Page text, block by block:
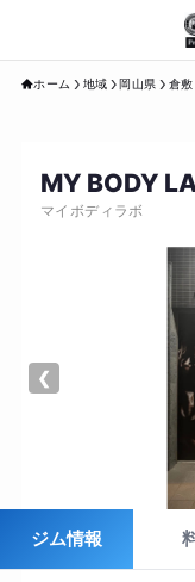
ホーム 地域 岡山県 倉
MY BODY
マイボディラボ
❮
ジム情報